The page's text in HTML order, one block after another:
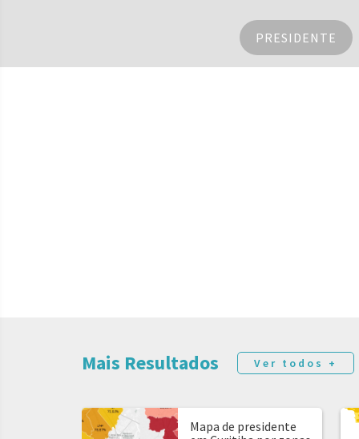
PRESIDENTE
Mais Resultados Ver todos +
Mapa de presidente